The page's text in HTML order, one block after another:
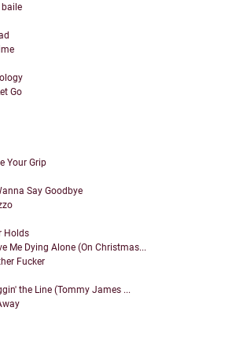
baile
Go
Your Grip
Say Goodbye
Holds
Me Dying Alone (On Christmas...
Fucker
the Line (Tommy James ...